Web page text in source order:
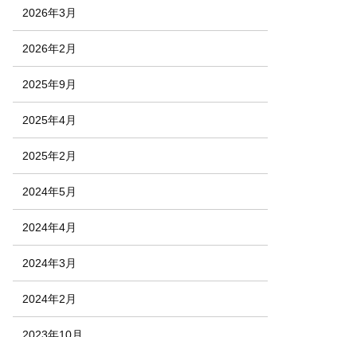
2026年3月
2026年2月
2025年9月
2025年4月
2025年2月
2024年5月
2024年4月
2024年3月
2024年2月
2023年10月